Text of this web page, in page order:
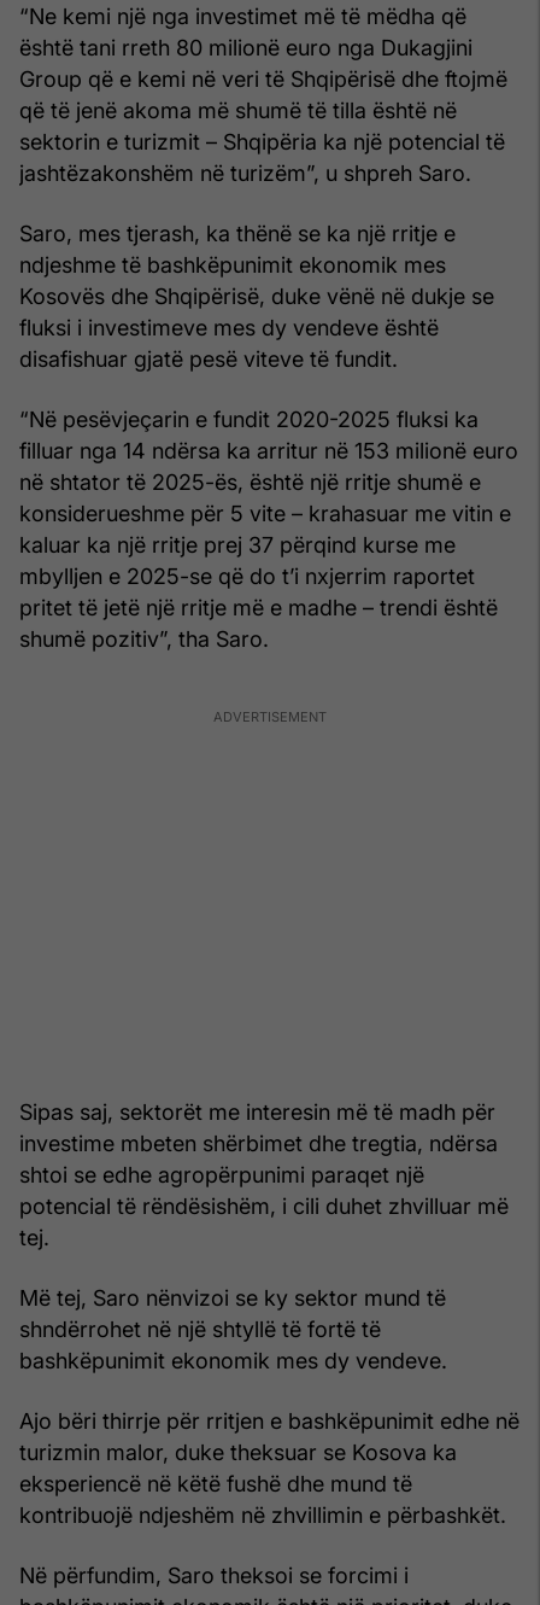
“Ne kemi një nga investimet më të mëdha që
është tani rreth 80 milionë euro nga Dukagjini
Group që e kemi në veri të Shqipërisë dhe ftojmë
që të jenë akoma më shumë të tilla është në
sektorin e turizmit – Shqipëria ka një potencial të
jashtëzakonshëm në turizëm”, u shpreh Saro.
Saro, mes tjerash, ka thënë se ka një rritje e
ndjeshme të bashkëpunimit ekonomik mes
Kosovës dhe Shqipërisë, duke vënë në dukje se
fluksi i investimeve mes dy vendeve është
disafishuar gjatë pesë viteve të fundit.
“Në pesëvjeçarin e fundit 2020-2025 fluksi ka
filluar nga 14 ndërsa ka arritur në 153 milionë euro
në shtator të 2025-ës, është një rritje shumë e
konsiderueshme për 5 vite – krahasuar me vitin e
kaluar ka një rritje prej 37 përqind kurse me
mbylljen e 2025-se që do t’i nxjerrim raportet
pritet të jetë një rritje më e madhe – trendi është
shumë pozitiv”, tha Saro.
Sipas saj, sektorët me interesin më të madh për
investime mbeten shërbimet dhe tregtia, ndërsa
shtoi se edhe agropërpunimi paraqet një
potencial të rëndësishëm, i cili duhet zhvilluar më
tej.
Më tej, Saro nënvizoi se ky sektor mund të
shndërrohet në një shtyllë të fortë të
bashkëpunimit ekonomik mes dy vendeve.
Ajo bëri thirrje për rritjen e bashkëpunimit edhe në
turizmin malor, duke theksuar se Kosova ka
eksperiencë në këtë fushë dhe mund të
kontribuojë ndjeshëm në zhvillimin e përbashkët.
Në përfundim, Saro theksoi se forcimi i